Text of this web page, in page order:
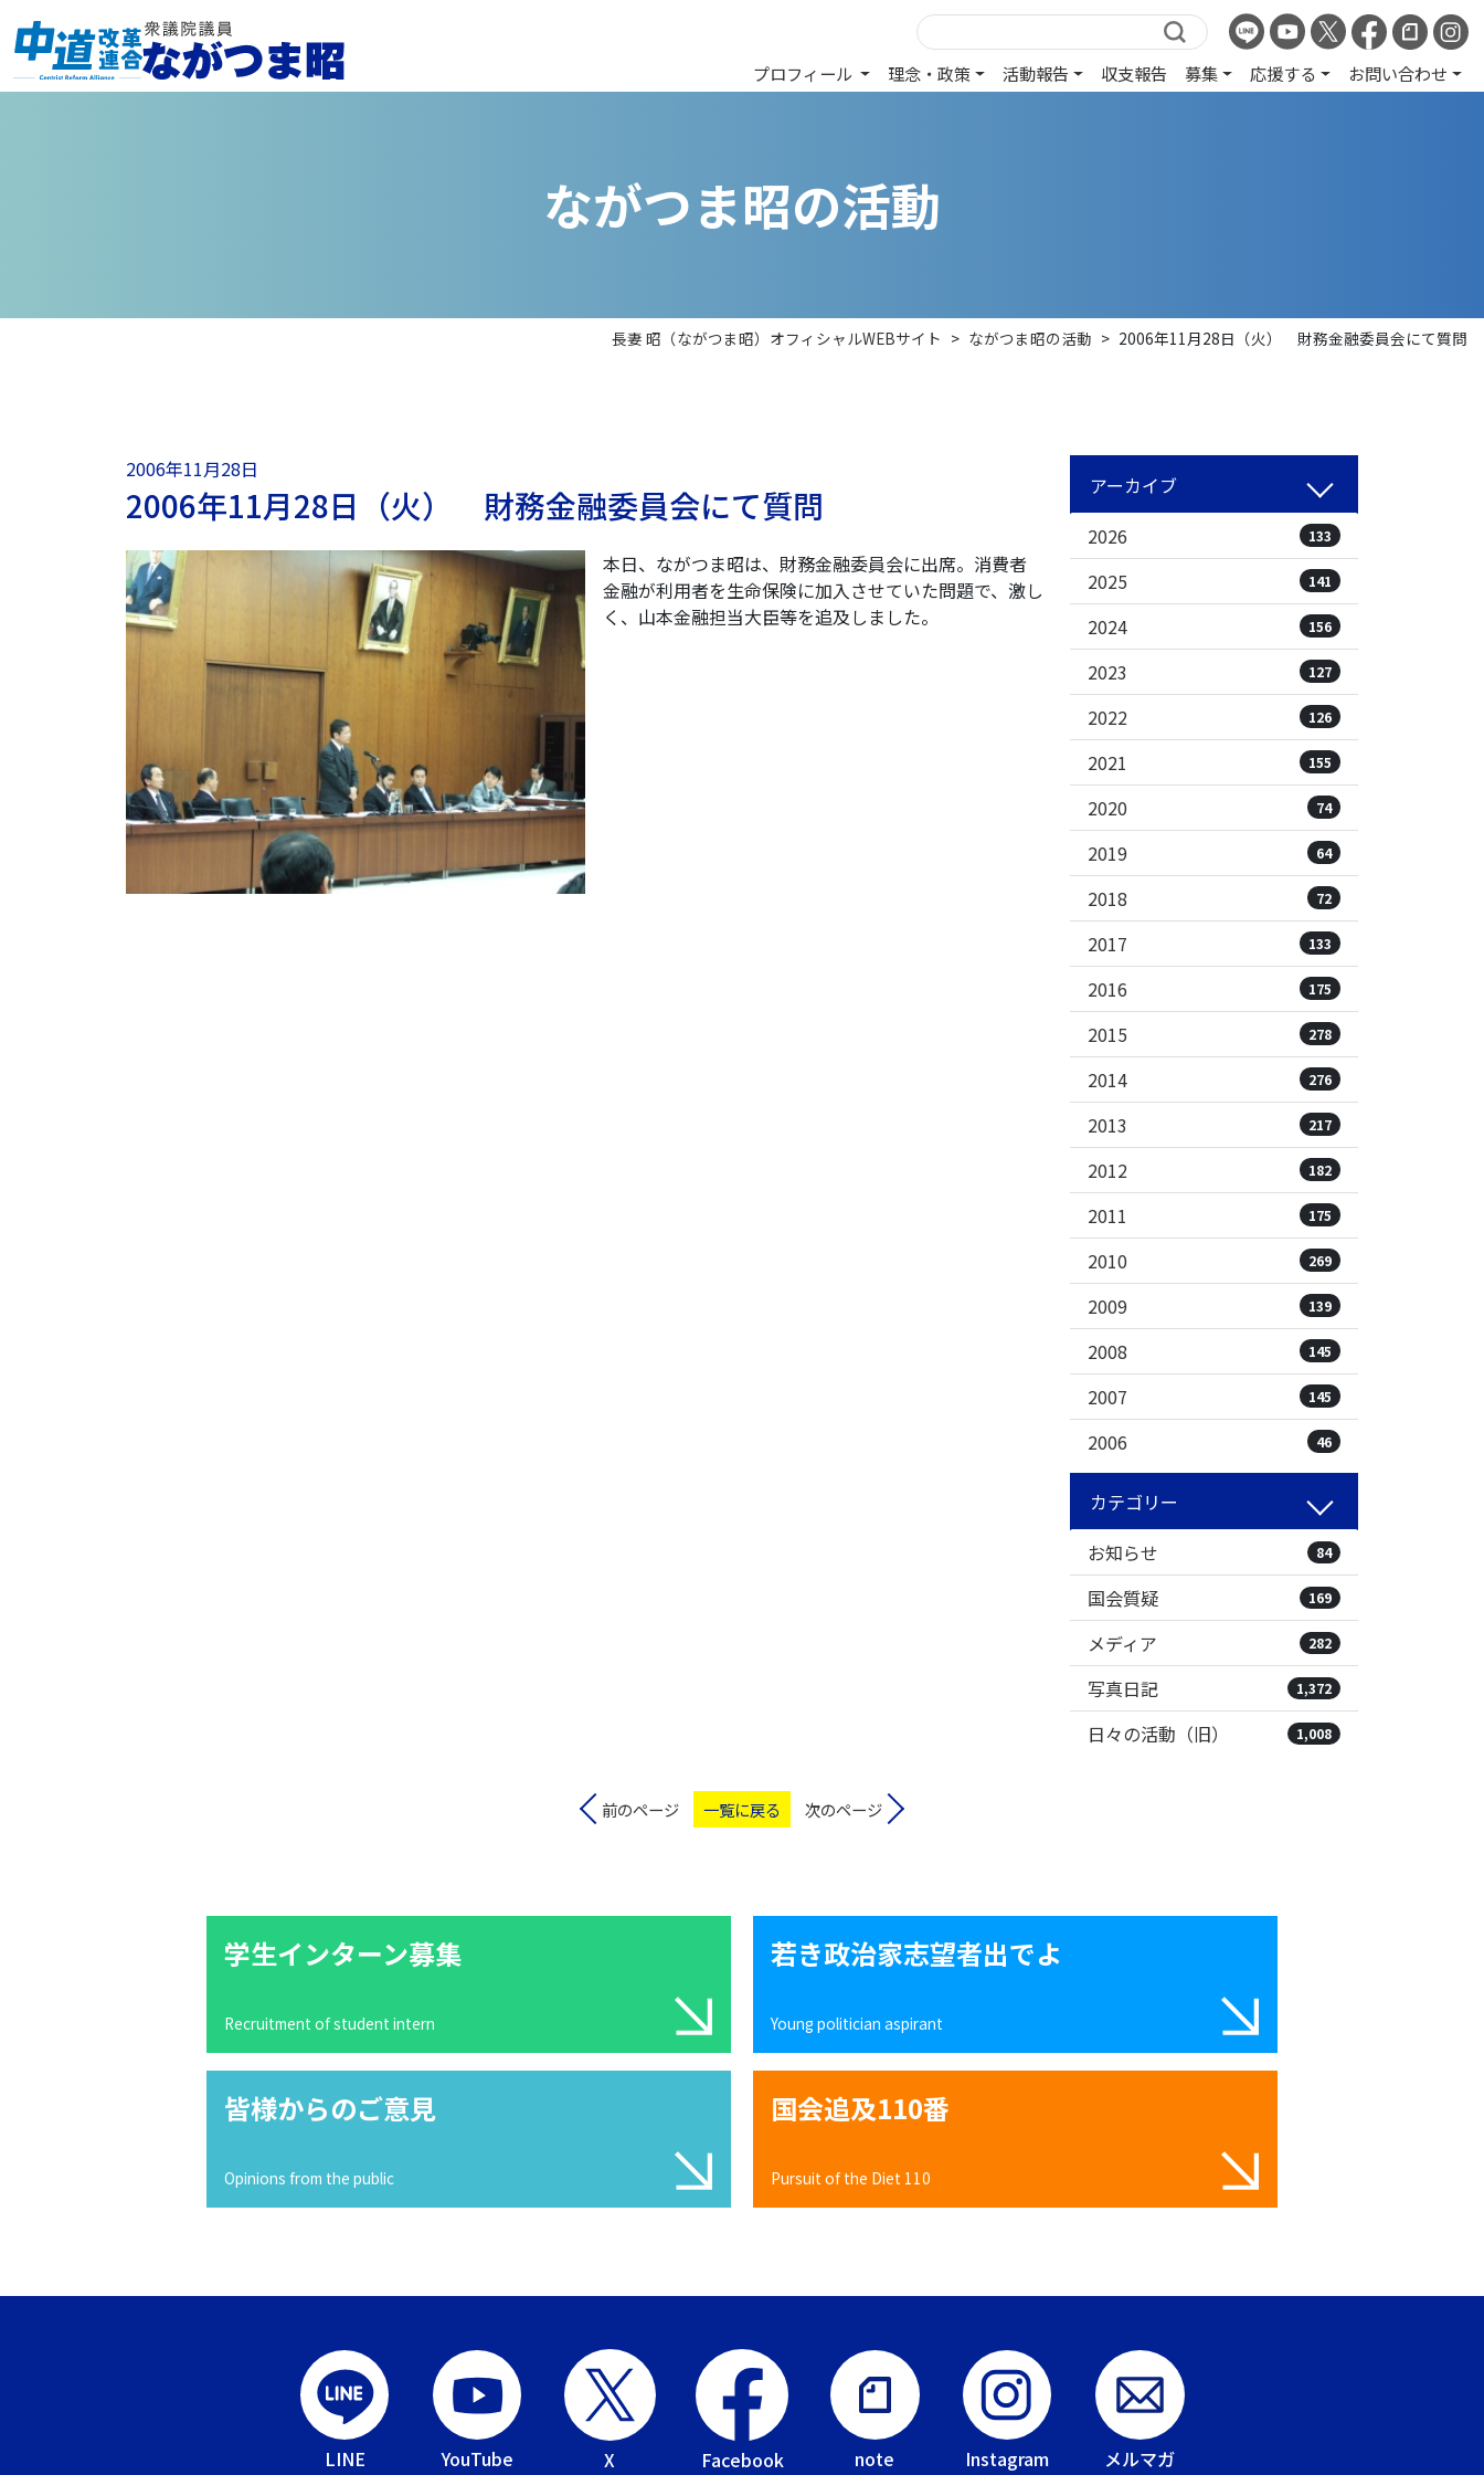
プロフィール 理念・政策 活動報告 収支報告 募集 応援する お問い合わせ
ながつま昭の活動
長妻 昭（ながつま昭）オフィシャルWEBサイト > ながつま昭の活動 > 2006年11月28日（火） 財務金融委員会にて質問
2006年11月28日
2006年11月28日（火） 財務金融委員会にて質問
本日、ながつま昭は、財務金融委員会に出席。消費者
金融が利用者を生命保険に加入させていた問題で、激し
く、山本金融担当大臣等を追及しました。
アーカイブ
2026
133
2025 141
2024 156
2023 127
2022 126
2021 155
2020 74
2019 64
2018 72
2017 133
2016 175
2015 278
2014 276
2013 217
2012 182
2011 175
2010 269
2009 139
2008 145
2007 145
2006 46
カテゴリー
お知らせ
84
国会質疑 169
メディア 282
写真日記 1,372
日々の活動（旧） 1,008
前のページ 一覧に戻る 次のページ
学生インターン募集
Recruitment of student intern
若き政治家志望者出でよ
Young politician aspirant
皆様からのご意見
Opinions from the public
国会追及110番
Pursuit of the Diet 110
LINE YouTube X Facebook note Instagram メルマガ